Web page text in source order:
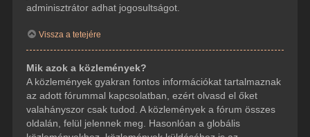
adminisztrátor adhat jogosultságot.
Vissza a tetejére
Mik azok a közlemények?
A közlemények gyakran fontos információkat tartalmaznak
az adott fórummal kapcsolatban, ezért olvasd el őket
valahányszor csak tudod. A közlemények a fórum összes
oldalán, felül jelennek meg. Hasonlóan a globális